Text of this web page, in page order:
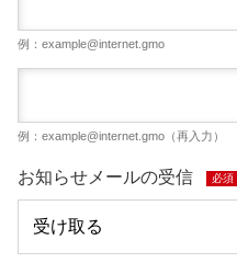
例： example@internet.gmo
例： example@internet.gmo （再入力）
お知らせメールの受信 必須